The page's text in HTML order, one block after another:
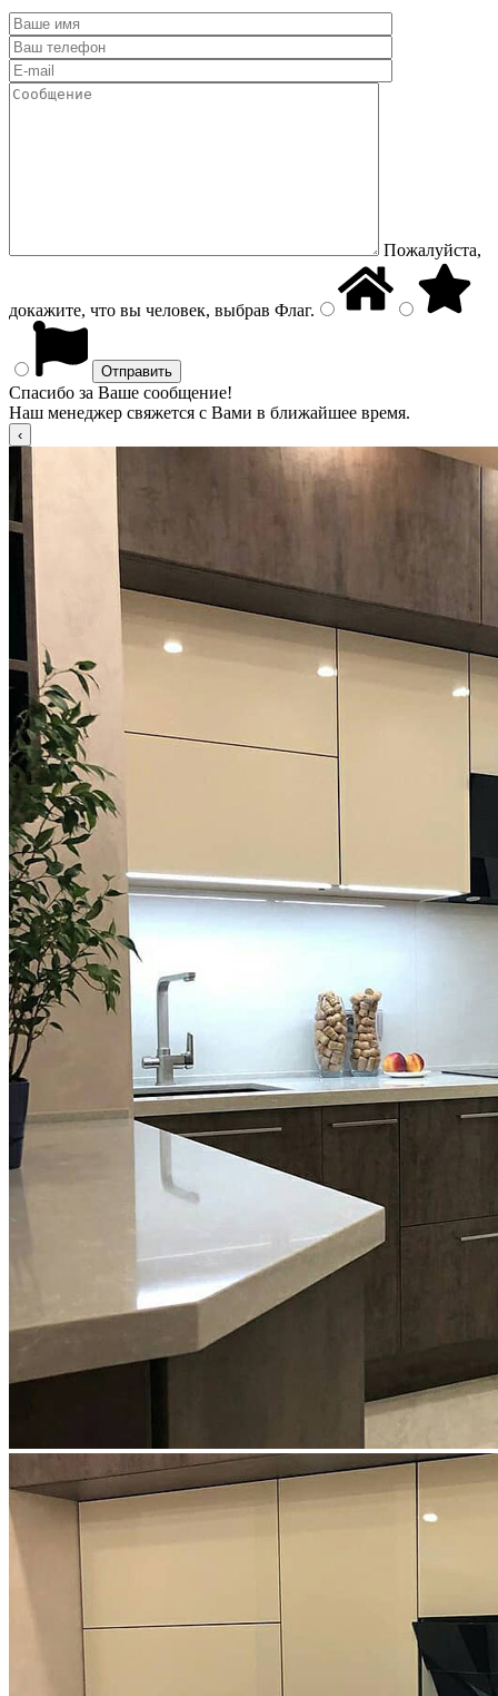
Пожалуйста,
докажите, что вы человек, выбрав Флаг.
Спасибо за Ваше сообщение!
Наш менеджер свяжется с Вами в ближайшее время.